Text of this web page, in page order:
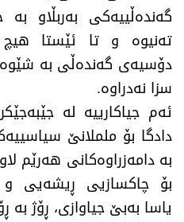
گەندەڵییەکی بەربڵاو
تەنیوە و تا ئێستا
دۆسیەی گەندەڵی بە
سزا نەدراوە.
​ئەم جیاکارییە لە
دادگا بۆ ململانێ
بە دامەزراوەکانی هەرێم
بۆ چاکسازیی ڕیشەیی
یاسا بەبێ جیاوازی، ڕۆژ بە